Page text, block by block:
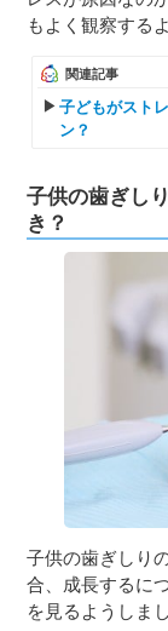
もよく観察する
関連記事
子どもがスト
ン？
子供の歯ぎし
き？
子供の歯ぎしり
合、成長するに
を見るようしま